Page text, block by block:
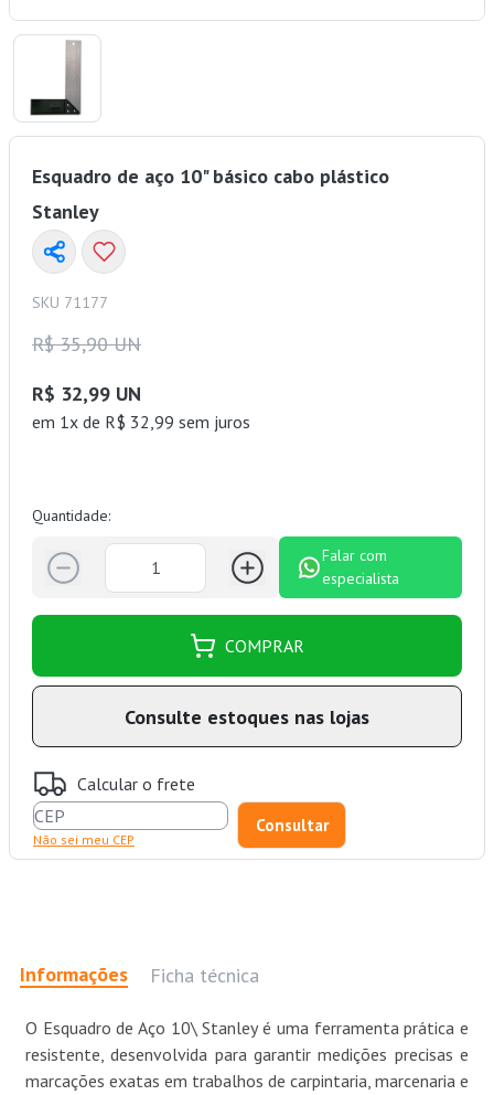
Esquadro de aço 10" básico cabo plástico
Stanley
SKU 71177
R$ 35,90 UN
R$ 32,99 UN
em 1x de R$ 32,99 sem juros
Quantidade:
Falar com
especialista
COMPRAR
Consulte estoques nas lojas
Calcular o frete
Não sei meu CEP
Informações Ficha técnica
O Esquadro de Aço 10\ Stanley é uma ferramenta prática e
resistente, desenvolvida para garantir medições precisas e
marcações exatas em trabalhos de carpintaria, marcenaria e